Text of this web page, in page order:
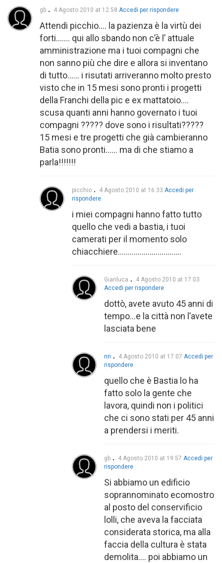
gb 4 Agosto 2010 at 12:58 Accedi per rispondere
Attendi picchio…. la pazienza è la virtù dei
forti……. qui allo sbando non c’è l’ attuale
amministrazione ma i tuoi compagni che
non sanno più che dire e allora si inventano
di tutto…… i risutati arriveranno molto presto
visto che in 15 mesi sono pronti i progetti
della Franchi della pic e ex mattatoio….
scusa quanti anni hanno governato i tuoi
compagni ????? dove sono i risultati?????
15 mesi e tre progetti che già cambieranno
Batia sono pronti…… ma di che stiamo a
parla!!!!!!!
picchio 4 Agosto 2010 at 16:33 Accedi per
rispondere
i miei compagni hanno fatto tutto
quello che vedi a bastia, i tuoi
camerati per il momento solo
chiacchiere…………………………..
Gianluca
4 Agosto 2010 at 17:03
Accedi per rispondere
dottò, avete avuto 45 anni di
tempo…e la città non l’avete
lasciata bene
nn 4 Agosto 2010 at 17:07 Accedi per
rispondere
quello che è Bastia lo ha
fatto solo la gente che
lavora, quindi non i politici
che ci sono stati per 45 anni
a prendersi i meriti.
gb 4 Agosto 2010 at 19:57 Accedi per
rispondere
Si abbiamo un edificio
soprannominato ecomostro
al posto del conservificio
lolli, che aveva la facciata
considerata storica, ma alla
faccia della cultura è stata
demolita…. poi abbiamo un